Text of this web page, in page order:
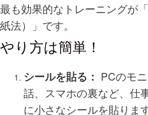
最も効果的なトレーニングが
紙法）」です。
やり方は簡単！
シールを貼る： PCのモ
話、スマホの裏など、仕
に小さなシールを貼ります